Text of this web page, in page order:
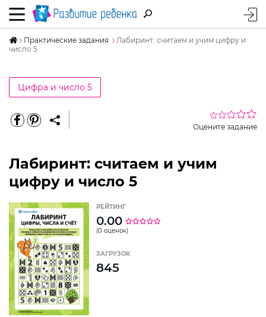
Практические задания
Лабиринт: считаем и учим цифру и
число 5
Цифра и число 5
Оцените задание
Лабиринт: считаем и учим
цифру и число 5
РЕЙТИНГ
0.00
(0 оценок)
ЗАГРУЗОК
845